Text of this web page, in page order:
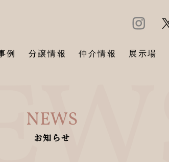
例 分譲情報 仲介情報 展示場
NEWS
お知らせ